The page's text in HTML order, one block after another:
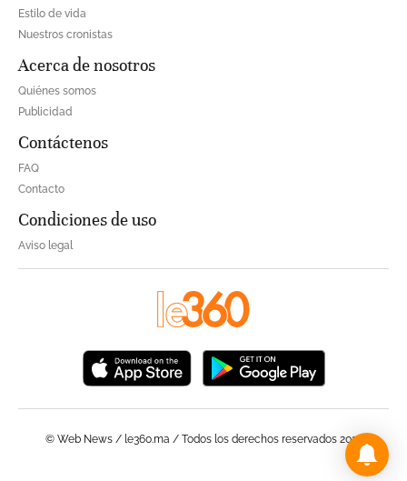
Estilo de vida
Nuestros cronistas
Acerca de nosotros
Quiénes somos
Publicidad
Contáctenos
FAQ
Contacto
Condiciones de uso
Aviso legal
© Web News / le360.ma / Todos los derechos reservados 2023